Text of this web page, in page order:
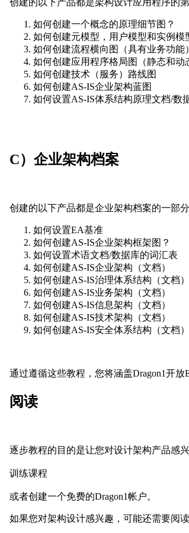
创建的以下产品都是架构设计应用程序的第
如何创建一个概念的原理细节图？
如何创建元模型，用户模型和实例模
如何创建流程横向图（具有业务功能
如何创建应用程序格局图（静态和动
如何创建技术（服务）路线图
如何创建AS-IS企业架构蓝图
如何设置AS-IS体系结构原理文档/数
C）企业架构档案
创建的以下产品都是企业架构档案的一部分
如何设置EA基准
如何创建AS-IS企业架构框架图？
如何设置术语文档/数据库的词汇表
如何创建AS-IS企业架构（文档）
如何创建AS-IS治理体系结构（文档）
如何创建AS-IS业务架构（文档）
如何创建AS-IS信息架构（文档）
如何创建AS-IS技术架构（文档）
如何创建AS-IS安全体系结构（文档）
通过遵循这些教程，您将涵盖Dragon1开
阅读
逐步教程的目的是让您对设计架构产品感
训练课程
或者创建一个免费的Dragon1帐户。
如果您对架构设计感兴趣，可能还需要阅读